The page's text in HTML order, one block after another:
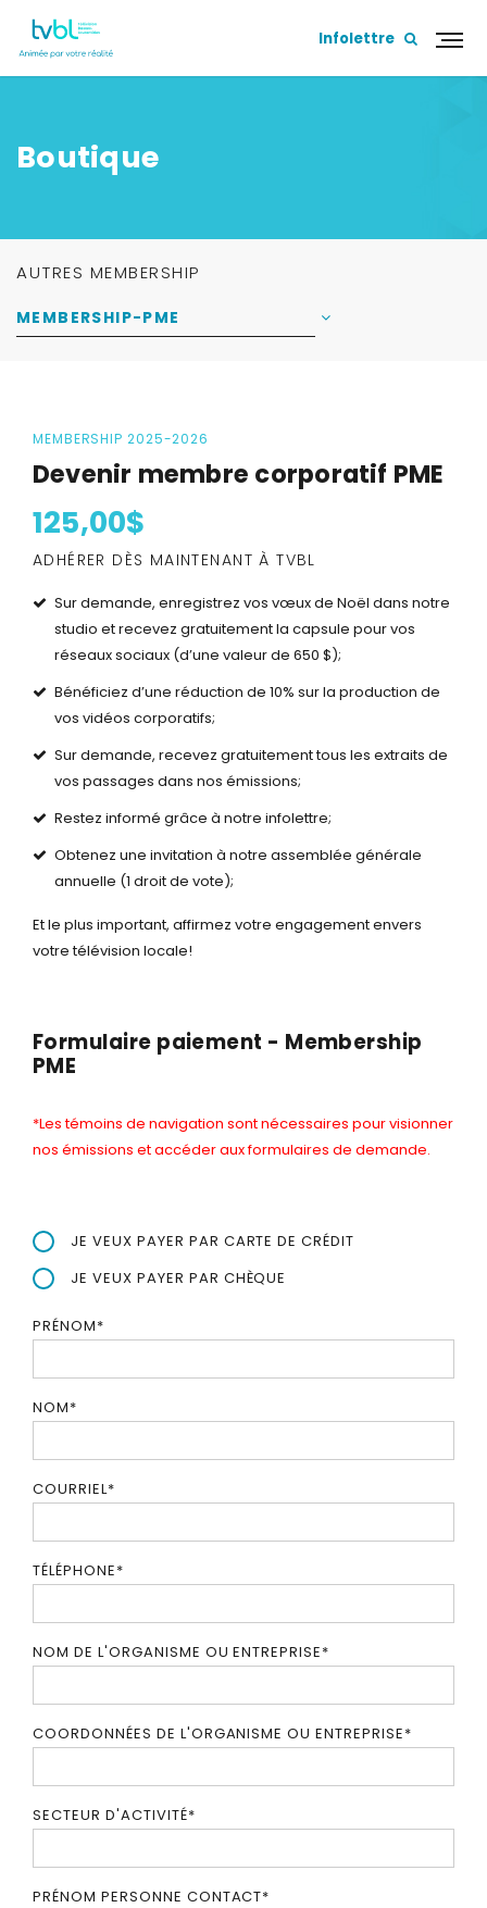
Infolettre
Boutique
AUTRES MEMBERSHIP
MEMBERSHIP-PME
MEMBERSHIP 2025-2026
Devenir membre corporatif PME
125,00$
ADHÉRER DÈS MAINTENANT À TVBL
Sur demande, enregistrez vos vœux de Noël dans notre
studio et recevez gratuitement la capsule pour vos
réseaux sociaux (d’une valeur de 650 $);
Bénéficiez d’une réduction de 10% sur la production de
vos vidéos corporatifs;
Sur demande, recevez gratuitement tous les extraits de
vos passages dans nos émissions;
Restez informé grâce à notre infolettre;
Obtenez une invitation à notre assemblée générale
annuelle (1 droit de vote);
Et le plus important, affirmez votre engagement envers
votre télévision locale!
Formulaire paiement - Membership
PME
*Les témoins de navigation sont nécessaires pour visionner
nos émissions et accéder aux formulaires de demande.
JE VEUX PAYER PAR CARTE DE CRÉDIT
JE VEUX PAYER PAR CHÈQUE
PRÉNOM*
NOM*
COURRIEL*
TÉLÉPHONE*
NOM DE L'ORGANISME OU ENTREPRISE*
COORDONNÉES DE L'ORGANISME OU ENTREPRISE*
SECTEUR D'ACTIVITÉ*
PRÉNOM PERSONNE CONTACT*